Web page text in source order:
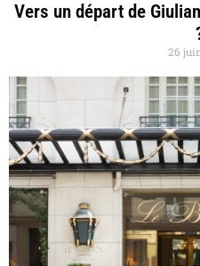
Vers un départ de
26